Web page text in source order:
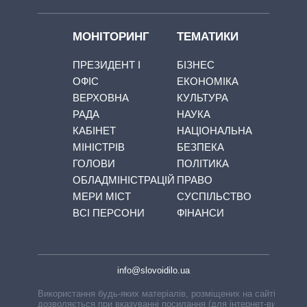
МОНІТОРИНГ
ПРЕЗИДЕНТ І
ОФІС
ВЕРХОВНА
РАДА
КАБІНЕТ
МІНІСТРІВ
ГОЛОВИ
ОБЛАДМІНІСТРАЦІЙ
МЕРИ МІСТ
ВСІ ПЕРСОНИ
ТЕМАТИКИ
БІЗНЕС
ЕКОНОМІКА
КУЛЬТУРА
НАУКА
НАЦІОНАЛЬНА
БЕЗПЕКА
ПОЛІТИКА
ПРАВО
СУСПІЛЬСТВО
ФІНАНСИ
info@slovoidilo.ua
Використання будь-яких матеріалів, розміщених на сайті,
дозволяється при вказуванні посилання (для інтернет-видань